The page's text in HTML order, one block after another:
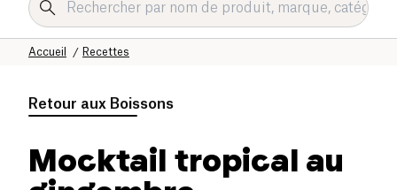
Recettes
Accueil
Retour aux Boissons
Mocktail tropical au